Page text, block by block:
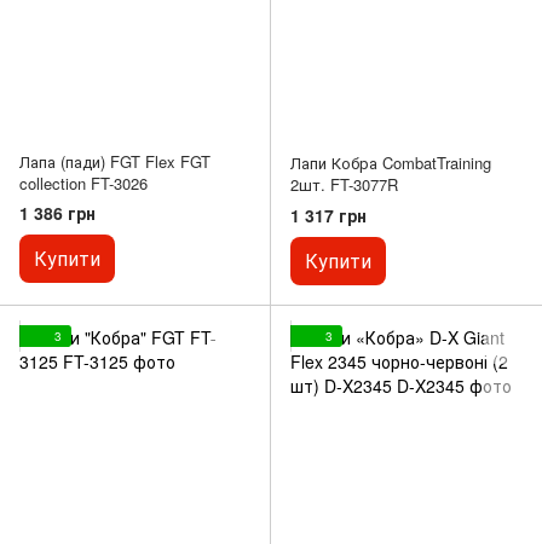
Лапа (пади) FGT Flex FGT
collection FT-3026
1 386 грн
Купити
Лапи Кобра CombatTraining
2шт. FT-3077R
1 317 грн
Купити
3 3